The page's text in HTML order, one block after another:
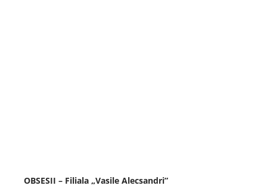
OBSESII – Filiala „Vasile Alecsandri”